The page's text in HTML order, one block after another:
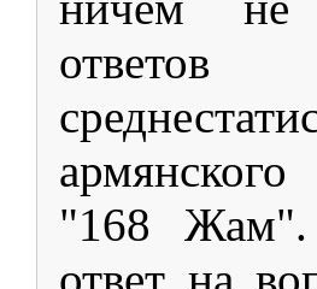
ответов
"168 Жам".
ответ на